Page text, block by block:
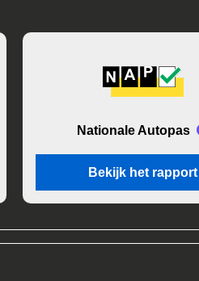
Nationale Autopas
Bekijk het rapport